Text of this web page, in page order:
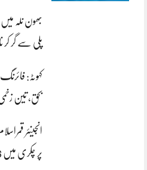
بھون نلہ
پلی سے گر کر
کہوٹہ:
بحق، تین
انجینئر
پر چکری میں 16 افراد کا کامیاب ریسکیو